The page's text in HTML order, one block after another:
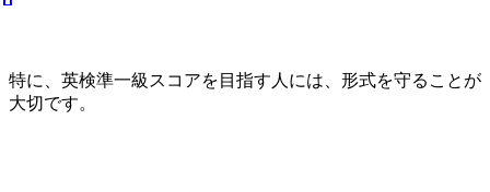
特に、英検準一級スコアを目指す人には、形式を守ることが
大切です。